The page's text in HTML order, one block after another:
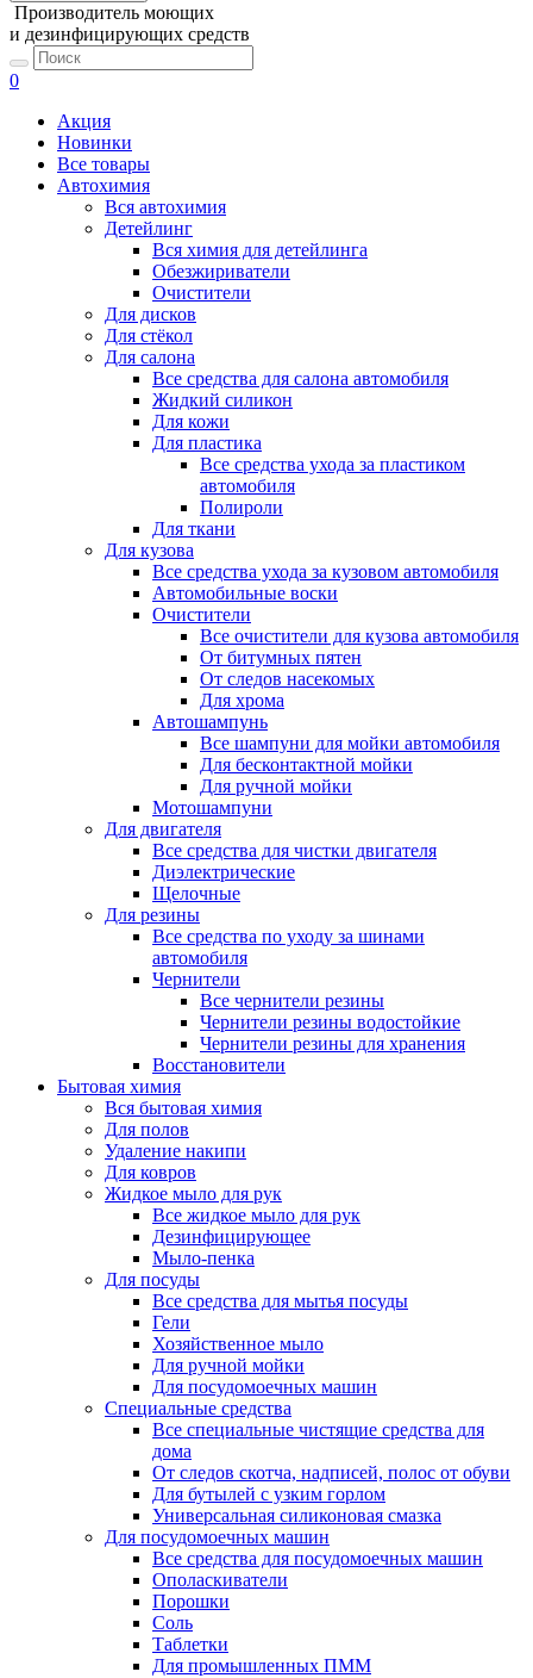
Производитель моющих
и дезинфицирующих средств
0
Акция
Новинки
Все товары
Автохимия
Вся автохимия
Детейлинг
Вся химия для детейлинга
Обезжириватели
Очистители
Для дисков
Для стёкол
Для салона
Все средства для салона автомобиля
Жидкий силикон
Для кожи
Для пластика
Все средства ухода за пластиком
автомобиля
Полироли
Для ткани
Для кузова
Все средства ухода за кузовом автомобиля
Автомобильные воски
Очистители
Все очистители для кузова автомобиля
От битумных пятен
От следов насекомых
Для хрома
Автошампунь
Все шампуни для мойки автомобиля
Для бесконтактной мойки
Для ручной мойки
Мотошампуни
Для двигателя
Все средства для чистки двигателя
Диэлектрические
Щелочные
Для резины
Все средства по уходу за шинами
автомобиля
Чернители
Все чернители резины
Чернители резины водостойкие
Чернители резины для хранения
Восстановители
Бытовая химия
Вся бытовая химия
Для полов
Удаление накипи
Для ковров
Жидкое мыло для рук
Все жидкое мыло для рук
Дезинфицирующее
Мыло-пенка
Для посуды
Все средства для мытья посуды
Гели
Хозяйственное мыло
Для ручной мойки
Для посудомоечных машин
Специальные средства
Все специальные чистящие средства для
дома
От следов скотча, надписей, полос от обуви
Для бутылей с узким горлом
Универсальная силиконовая смазка
Для посудомоечных машин
Все средства для посудомоечных машин
Ополаскиватели
Порошки
Соль
Таблетки
Для промышленных ПММ